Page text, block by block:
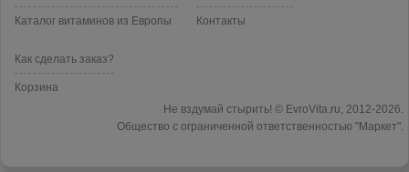
Каталог витаминов из Европы Контакты
Как сделать заказ?
Корзина
Не вздумай стырить! © EvroVita.ru, 2012-2026.
Общество с ограниченной ответственностью "Маркет".